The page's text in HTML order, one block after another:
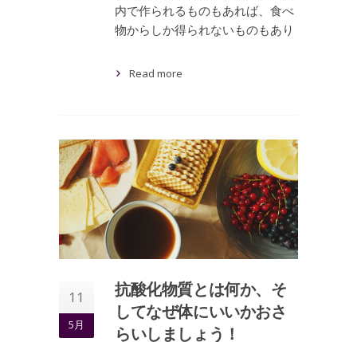
内で作られるものもあれば、食べ
物からしか得られないものもあり
Read more
11
5月
抗酸化物質とは何か、そ
してなぜ体にいいかおさ
らいしましょう！